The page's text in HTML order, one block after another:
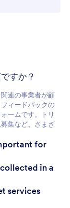
すか？
連の事業者が顧
ィードバックの
ームです。トリ
集など、さまざ
for
in a
services